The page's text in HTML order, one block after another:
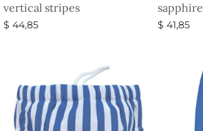
vertical stripes
$ 44,85
sapphire
$ 41,85